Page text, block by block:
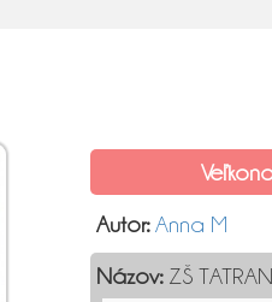
Autor: Anna M
Názov:ZŠ